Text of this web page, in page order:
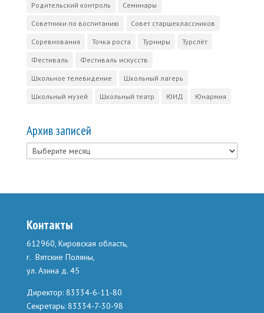
Родительский контроль Семинары
Советники по воспитанию Совет старшеклассников
Соревнования Точка роста Турниры Турслёт
Фестиваль Фестиваль искусств
Школьное телевидение Школьный лагерь
Школьный музей Школьный театр ЮИД Юнармия
Архив записей
Архив
записей
Контакты
612960, Кировская область,
г. Вятские Поляны,
ул. Азина д. 45
Директор: 83334-6-11-80
Секретарь: 83334-7-30-98